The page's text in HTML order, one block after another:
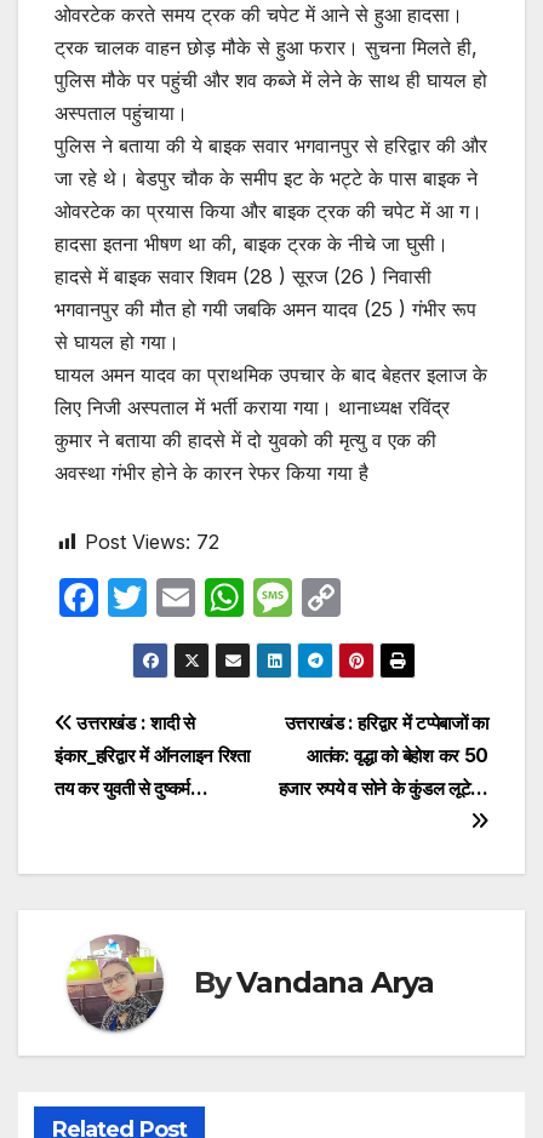
ओवरटेक करते समय ट्रक की चपेट में आने से हुआ हादसा।
ट्रक चालक वाहन छोड़ मौके से हुआ फरार। सुचना मिलते ही,
पुलिस मौके पर पहुंची और शव कब्जे में लेने के साथ ही घायल हो
अस्पताल पहुंचाया।
पुलिस ने बताया की ये बाइक सवार भगवानपुर से हरिद्वार की और
जा रहे थे। बेडपुर चौक के समीप इट के भट्टे के पास बाइक ने
ओवरटेक का प्रयास किया और बाइक ट्रक की चपेट में आ ग।
हादसा इतना भीषण था की, बाइक ट्रक के नीचे जा घुसी।
हादसे में बाइक सवार शिवम (28 ) सूरज (26 ) निवासी
भगवानपुर की मौत हो गयी जबकि अमन यादव (25 ) गंभीर रूप
से घायल हो गया।
घायल अमन यादव का प्राथमिक उपचार के बाद बेहतर इलाज के
लिए निजी अस्पताल में भर्ती कराया गया। थानाध्यक्ष रविंद्र
कुमार ने बताया की हादसे में दो युवको की मृत्यु व एक की
अवस्था गंभीर होने के कारन रेफर किया गया है
Post Views: 72
F
e
b
o
k
T
w
itt
er
E
m
ail
W
h
at
A
M
e
s
s
a
g
o
p
y
Li
n
Post
navigation
उत्तराखंड : हरिद्वार में टप्पेबाजों का
आतंक: वृद्धा को बेहोश कर 50
हजार रुपये व सोने के कुंडल लूटे…
उत्तराखंड : शादी से
इंकार_हरिद्वार में ऑनलाइन रिश्ता
तय कर युवती से दुष्कर्म…
ByVandana Arya
Related Post